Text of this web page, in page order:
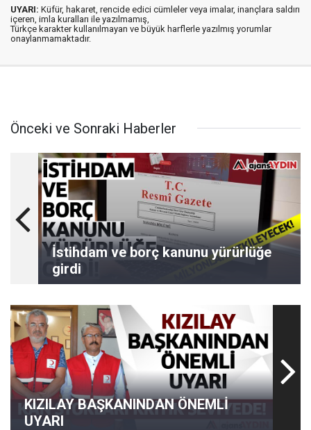
UYARI: Küfür, hakaret, rencide edici cümleler veya imalar, inançlara saldırı
içeren, imla kuralları ile yazılmamış,
Türkçe karakter kullanılmayan ve büyük harflerle yazılmış yorumlar
onaylanmamaktadır.
Önceki ve Sonraki Haberler
İstihdam ve borç kanunu yürürlüğe
girdi
KIZILAY BAŞKANINDAN ÖNEMLİ
UYARI